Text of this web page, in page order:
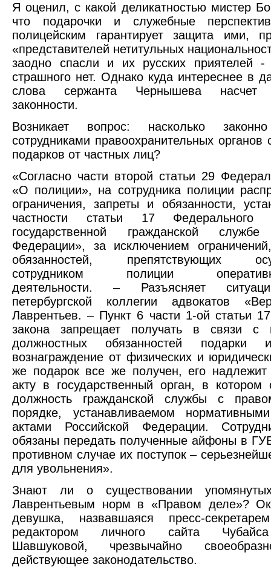
Я оценил, с какой деликатностью мистер
что подарочки и служебные
полицейским гарантирует защита ими,
«представителей нетитульных
заодно спасли и их русских приятелей -
страшного нет. Однако куда интереснее в
слова сержанта Чернышева насчет
законности.
Возникает вопрос: насколько
сотрудниками правоохранительных органов
подарков от частных лиц?
«Согласно части второй статьи 29
«О полиции», на сотрудника полиции
ограничения, запреты и обязанности,
частности статьи 17
государственной гражданской службе
Федерации», за исключением
обязанностей, препятствующих
сотрудником полиции
деятельности. – Разъясняет
петербургской коллегии адвокатов
Лаврентьев. – Пункт 6 части 1-ой статьи 17
закона запрещает получать в связи с
должностных обязанностей подарки
вознаграждение от физических и
же подарок все же получен, его надлежит
акту в государственный орган, в котором
должность гражданской службы с
порядке, устанавливаемом
актами Российской Федерации.
обязаны передать полученные айфоны в
противном случае их поступок –
для увольнения».
Знают ли о существовании
Лаврентьевым норм в «Правом деле»?
девушка, назвавшаяся пресс-
редактором личного сайта
Шавшуковой, чрезвычайно
действующее законодательство.